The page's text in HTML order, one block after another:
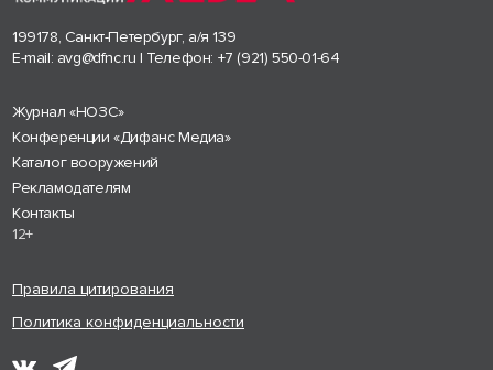
199178, Санкт-Петербург, а/я 139
E-mail: avg@dfnc.ru | Телефон: +7 (921) 550-01-64
Журнал «НОЗС»
Конференции «Дифанс Медиа»
Каталог вооружений
Рекламодателям
Контакты
12+
Правила цитирования
Политика конфиденциальности